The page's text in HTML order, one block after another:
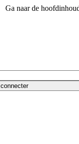
Ga naar de